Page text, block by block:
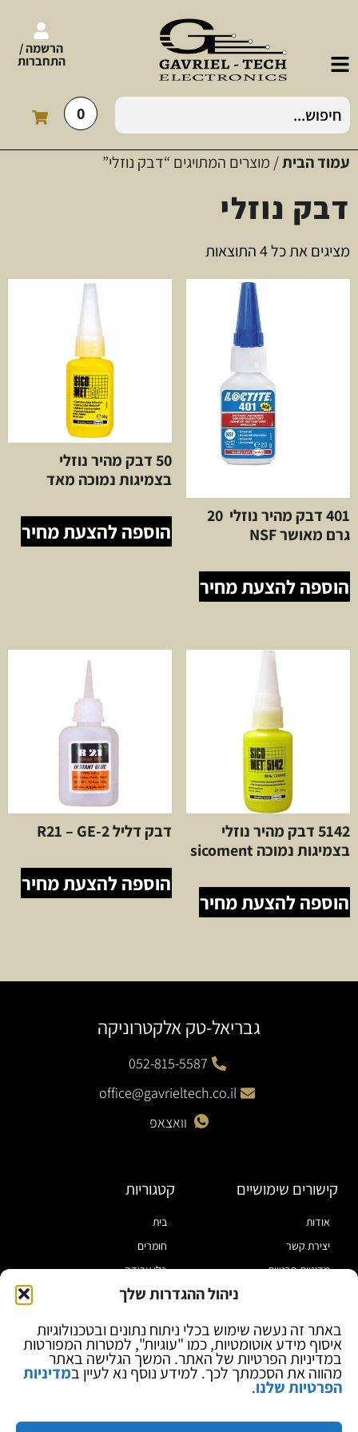
ניהול ההגדרות שלך
באתר זה נעשה שימוש בכלי ניתוח נתונים ובטכנולוגיות
איסוף מידע אוטומטיות, כמו "עוגיות", למטרות המפורטות
במדיניות הפרטיות של האתר. המשך הגלישה באתר
מהווה את הסכמתך לכך. למידע נוסף נא לעיין במדיניות
הפרטיות שלנו.
הרשמה /
התחברות
0
עמוד הבית/ מוצרים המתויגים “דבק נוזלי”
דבק נוזלי
מציגים את כל ⁦4⁩ התוצאות
401 דבק מהיר נוזלי 20
גרם מאושר NSF
הוספה להצעת מחיר
50 דבק מהיר נוזלי
בצמיגות נמוכה מאד
הוספה להצעת מחיר
5142 דבק מהיר נוזלי
בצמיגות נמוכה sicoment
הוספה להצעת מחיר
דבק דליל R21 – GE-2
הוספה להצעת מחיר
גבריאל-טק אלקטרוניקה
052-815-5587
office@gavrieltech.co.il
וואצאפ
קישורים שימושיים
אודות
יצירת קשר
מדיניות פרטיות
בלוג
קטגוריות
בית
חומרים
כלי עבודה
מוצרי הלחמה
ספקי כח ומודדים
ציוד אופטי להגדלה